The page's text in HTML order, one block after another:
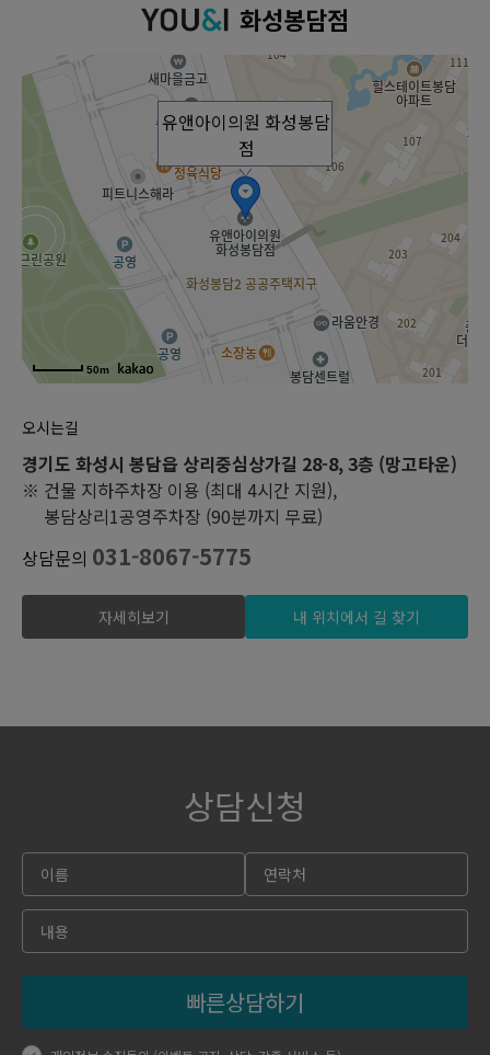
화성봉담점
유앤아이의원 화성봉담
점
50m
오시는길
경기도 화성시 봉담읍 상리중심상가길 28-8, 3층 (망고타운)
※ 건물 지하주차장 이용 (최대 4시간 지원),
봉담상리1공영주차장 (90분까지 무료)
상담문의 031-8067-5775
자세히보기 내 위치에서 길 찾기
상담신청
빠른상담하기